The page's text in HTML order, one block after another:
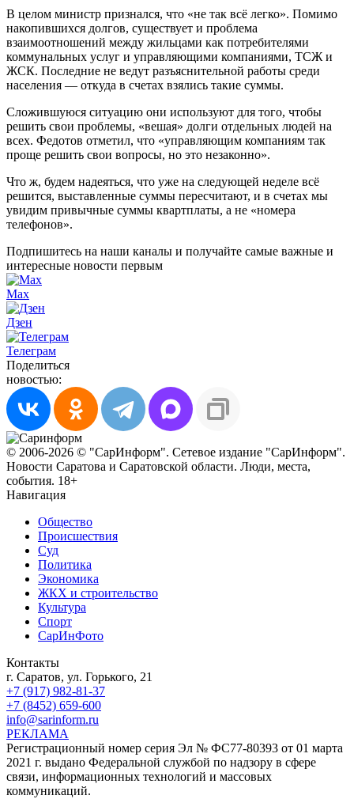
В целом министр признался, что «не так всё легко». Помимо
накопившихся долгов, существует и проблема
взаимоотношений между жильцами как потребителями
коммунальных услуг и управляющими компаниями, ТСЖ и
ЖСК. Последние не ведут разъяснительной работы среди
населения — откуда в счетах взялись такие суммы.
Сложившуюся ситуацию они используют для того, чтобы
решить свои проблемы, «вешая» долги отдельных людей на
всех. Федотов отметил, что «управляющим компаниям так
проще решить свои вопросы, но это незаконно».
Что ж, будем надеяться, что уже на следующей неделе всё
решится, выставленные суммы пересчитают, и в счетах мы
увидим привычные суммы квартплаты, а не «номера
телефонов».
Подпишитесь на наши каналы и получайте самые важные и
интересные новости первым
Max
Дзен
Телеграм
Поделиться
новостью:
© 2006-2026 © "СарИнформ". Сетевое издание "СарИнформ".
Новости Саратова и Саратовской области. Люди, места,
события. 18+
Навигация
Общество
Происшествия
Суд
Политика
Экономика
ЖКХ и строительство
Культура
Спорт
СарИнФото
Контакты
г. Саратов, ул. Горького, 21
+7 (917) 982-81-37
+7 (8452) 659-600
info@sarinform.ru
РЕКЛАМА
Регистрационный номер серия Эл № ФС77-80393 от 01 марта
2021 г. выдано Федеральной службой по надзору в сфере
связи, информационных технологий и массовых
коммуникаций.